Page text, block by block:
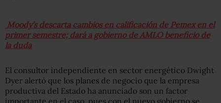
Moody’s descarta cambios en calificación de Pemex en el
primer semestre; dará a gobierno de AMLO beneficio de
la duda
El consultor independiente en sector energético Dwight
Dyer alertó que los planes de negocio que la empresa
productiva del Estado ha anunciado son un factor
importante en el caso, pues con el nuevo gobierno se